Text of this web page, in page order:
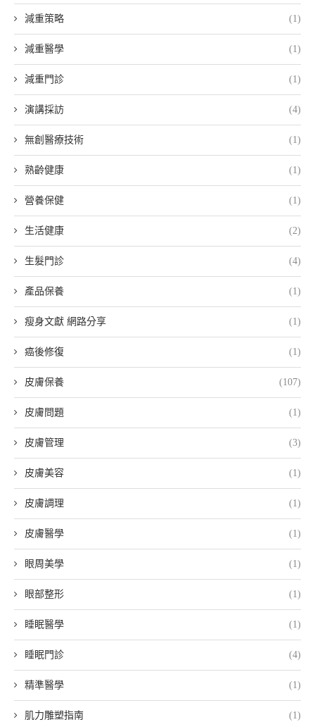
減重策略 (1)
減重醫學 (1)
減重門診 (1)
演講採訪 (4)
無創醫療技術 (1)
熟齡健康 (1)
營養保健 (1)
生活健康 (2)
生髮門診 (4)
產品保養 (1)
瘦身文獻 網路分享 (1)
癌後修復 (1)
皮膚保養 (107)
皮膚問題 (1)
皮膚管理 (3)
皮膚美容 (1)
皮膚調理 (1)
皮膚醫學 (1)
眼周美學 (1)
眼部整形 (1)
睡眠醫學 (1)
睡眠門診 (4)
精準醫學 (1)
肌力雕塑指南 (1)